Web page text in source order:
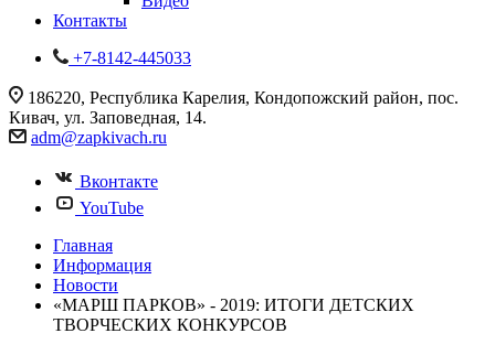
Контакты
+7-8142-445033
186220, Республика Карелия, Кондопожский район, пос.
Кивач, ул. Заповедная, 14.
adm@zapkivach.ru
Вконтакте
YouTube
Главная
Информация
Новости
«МАРШ ПАРКОВ» - 2019: ИТОГИ ДЕТСКИХ
ТВОРЧЕСКИХ КОНКУРСОВ